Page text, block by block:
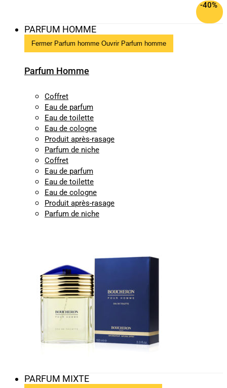
-40%
PARFUM HOMME
Fermer Parfum homme Ouvrir Parfum homme
Parfum Homme
Coffret
Eau de parfum
Eau de toilette
Eau de cologne
Produit après-rasage
Parfum de niche
Coffret
Eau de parfum
Eau de toilette
Eau de cologne
Produit après-rasage
Parfum de niche
PARFUM MIXTE